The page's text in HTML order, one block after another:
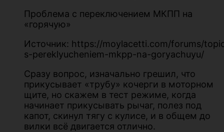
Проблема с переключением МКПП на
«горячую»
Источник: https://moylacetti.com/forums/
s-pereklyucheniem-mkpp-na-goryachuyu/
Сразу вопрос, изначально грешил, что
прикусывает «трубу» кочерги в моторном
щите, но скажем в тест режиме, когда
начинает прикусывать рычаг, полез под
капот, скинул тягу с кулисе, и в общем до
вилки всё двигается отлично.